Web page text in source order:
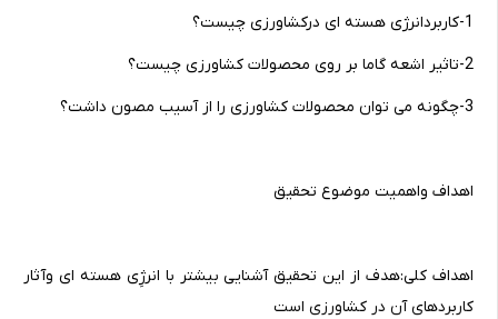
1-کاربردانرژی هسته ای درکشاورزی چیست؟
2-تاثیر اشعه گاما بر روی محصولات کشاورزی چیست؟
3-چگونه می توان محصولات کشاورزی را از آسیب مصون داشت؟
اهداف واهمیت موضوع تحقیق
اهداف کلی:هدف از این تحقیق آشنایی بیشتر با انرژِی هسته ای وآثار
کاربردهای آن در کشاورزی است